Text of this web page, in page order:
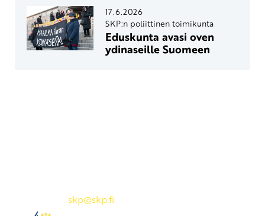
17.6.2026
SKP:n poliittinen toimikunta
Eduskunta avasi oven
ydinaseille Suomeen
skp@skp.fi